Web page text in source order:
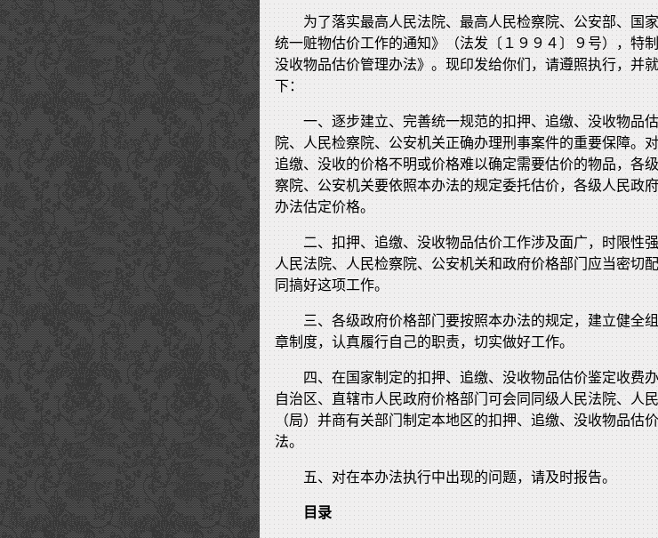
为了落实最高人民法院、最高人民检察院、公安部、国
统一赃物估价工作的通知》（法发〔１９９４〕９号），特
没收物品估价管理办法》。现印发给你们，请遵照执行，并
下：
一、逐步建立、完善统一规范的扣押、追缴、没收物品
院、人民检察院、公安机关正确办理刑事案件的重要保障。
追缴、没收的价格不明或价格难以确定需要估价的物品，各
察院、公安机关要依照本办法的规定委托估价，各级人民政
办法估定价格。
二、扣押、追缴、没收物品估价工作涉及面广，时限性
人民法院、人民检察院、公安机关和政府价格部门应当密切
同搞好这项工作。
三、各级政府价格部门要按照本办法的规定，建立健全
章制度，认真履行自己的职责，切实做好工作。
四、在国家制定的扣押、追缴、没收物品估价鉴定收费
自治区、直辖市人民政府价格部门可会同同级人民法院、人
（局）并商有关部门制定本地区的扣押、追缴、没收物品估
法。
五、对在本办法执行中出现的问题，请及时报告。
目录